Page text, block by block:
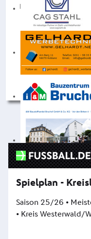
Barkowski, Jan
Oguz Varol, Marvin
Spielort:
Dienstag und